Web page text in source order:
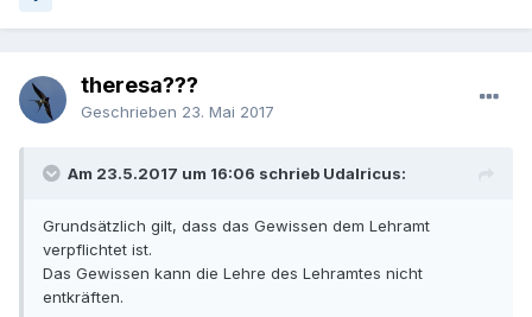
theresa???
Geschrieben 23. Mai 2017
Am 23.5.2017 um 16:06 schrieb Udalricus:
Grundsätzlich gilt, dass das Gewissen dem Lehramt
verpflichtet ist.
Das Gewissen kann die Lehre des Lehramtes nicht
entkräften.